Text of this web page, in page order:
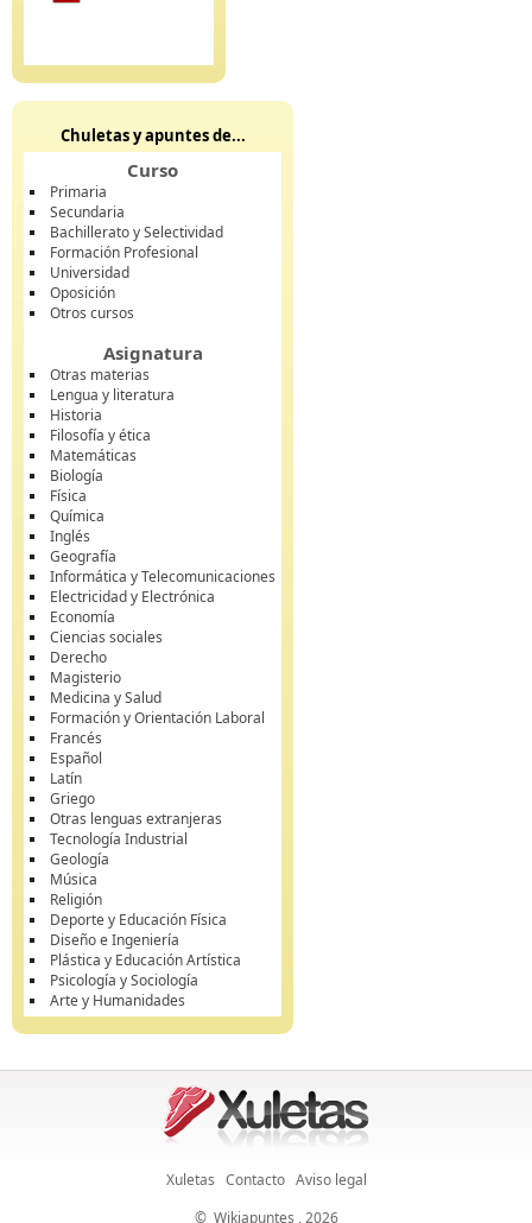
Chuletas y apuntes de...
Curso
Primaria
Secundaria
Bachillerato y Selectividad
Formación Profesional
Universidad
Oposición
Otros cursos
Asignatura
Otras materias
Lengua y literatura
Historia
Filosofía y ética
Matemáticas
Biología
Física
Química
Inglés
Geografía
Informática y Telecomunicaciones
Electricidad y Electrónica
Economía
Ciencias sociales
Derecho
Magisterio
Medicina y Salud
Formación y Orientación Laboral
Francés
Español
Latín
Griego
Otras lenguas extranjeras
Tecnología Industrial
Geología
Música
Religión
Deporte y Educación Física
Diseño e Ingeniería
Plástica y Educación Artística
Psicología y Sociología
Arte y Humanidades
Xuletas Contacto Aviso legal
© Wikiapuntes , 2026